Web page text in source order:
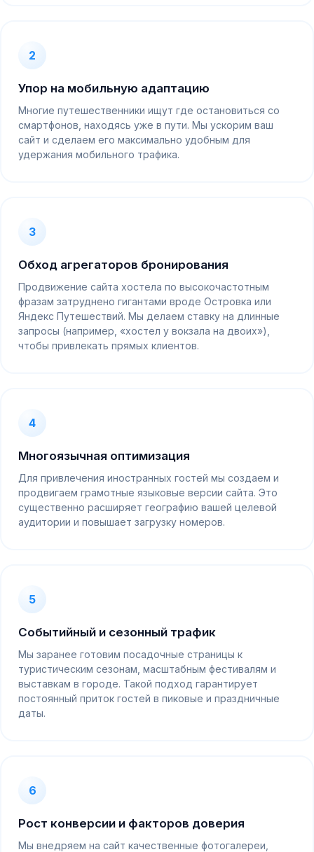
2
Упор на мобильную адаптацию
Многие путешественники ищут где остановиться со
смартфонов, находясь уже в пути. Мы ускорим ваш
сайт и сделаем его максимально удобным для
удержания мобильного трафика.
3
Обход агрегаторов бронирования
Продвижение сайта хостела по высокочастотным
фразам затруднено гигантами вроде Островка или
Яндекс Путешествий. Мы делаем ставку на длинные
запросы (например, «хостел у вокзала на двоих»),
чтобы привлекать прямых клиентов.
4
Многоязычная оптимизация
Для привлечения иностранных гостей мы создаем и
продвигаем грамотные языковые версии сайта. Это
существенно расширяет географию вашей целевой
аудитории и повышает загрузку номеров.
5
Событийный и сезонный трафик
Мы заранее готовим посадочные страницы к
туристическим сезонам, масштабным фестивалям и
выставкам в городе. Такой подход гарантирует
постоянный приток гостей в пиковые и праздничные
даты.
6
Рост конверсии и факторов доверия
Мы внедряем на сайт качественные фотогалереи,